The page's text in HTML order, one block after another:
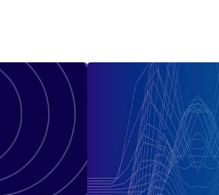
載 Pinkoi APP 並完成訂單，不